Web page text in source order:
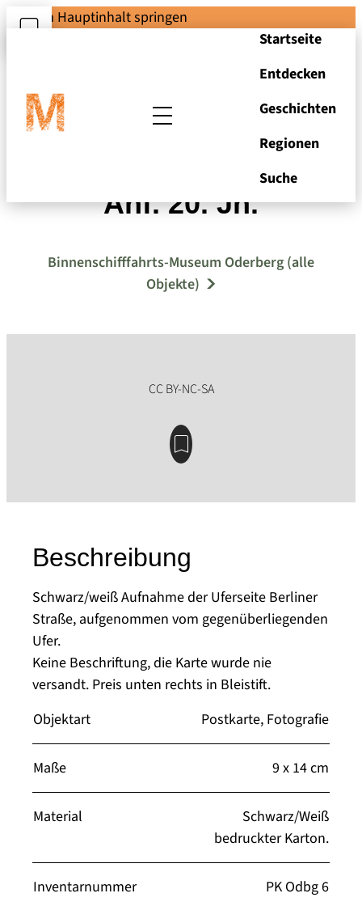
Zum Hauptinhalt springen
Startseite
Entdecken
Geschichten
Regionen
Suche
Postkarte Oderberg,
Anf. 20. Jh.
Binnenschifffahrts-Museum Oderberg (alle
Objekte)
Beschreibung
Schwarz/weiß Aufnahme der Uferseite Berliner
Straße, aufgenommen vom gegenüberliegenden
Ufer.
Keine Beschriftung, die Karte wurde nie
versandt. Preis unten rechts in Bleistift.
Objektart
Postkarte, Fotografie
Maße 9 x 14 cm
Material
Schwarz/Weiß
bedruckter Karton.
Inventarnummer PK Odbg 6